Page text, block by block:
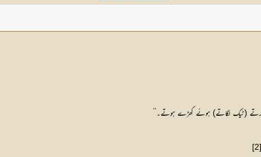
کرتے (ٹیک لگاتے) ہوئے کھڑے ہوتے۔‘‘
[2]